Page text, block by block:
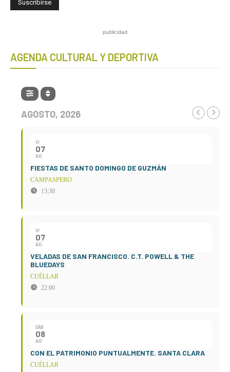
publicidad
AGENDA CULTURAL Y DEPORTIVA
AGOSTO, 2026
VI
07
AG
FIESTAS DE SANTO DOMINGO DE GUZMÁN
CAMPASPERO
13:30
VI
07
AG
VELADAS DE SAN FRANCISCO. C.T. POWELL & THE
BLUEDAYS
CUÉLLAR
22:00
SÁB
08
AG
CON EL PATRIMONIO PUNTUALMENTE. SANTA CLARA
CUÉLLAR